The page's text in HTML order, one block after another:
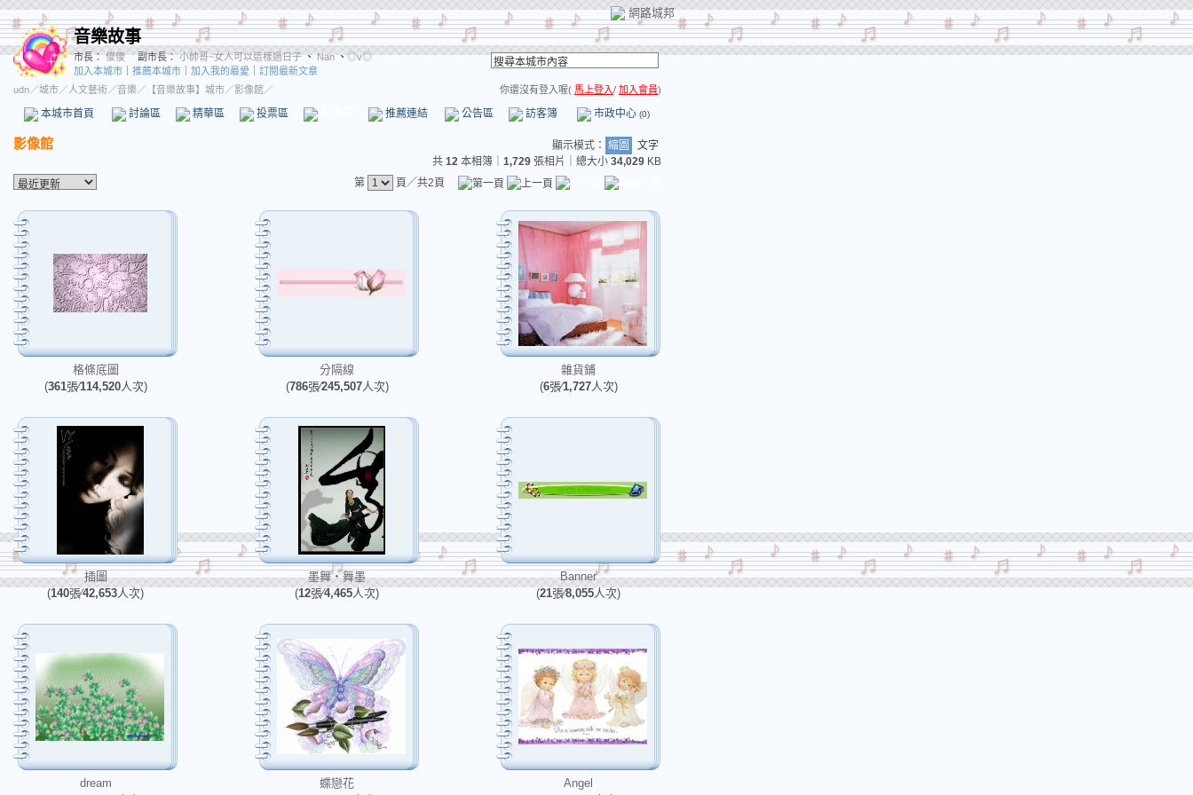
網路城邦
音樂故事
市長： 傻傻 副市長： 小帥哥~女人可以這樣過日子、 Nan、◎v◎
加入本城市
推薦本城市 加入我的最愛
訂閱最新文章
udn／城市／人文藝術／音樂／ 【音樂故事】城市／影像館／ 你還沒有登入喔( 馬上登入/ 加入會員)
本城市首頁 討論區 精華區 投票區 影像館 推薦連結 公告區 訪客簿 市政中心 (0)
影像館 顯示模式： 縮圖
文字
共 12 本相簿 1,729 張相片｜總大小 34,029 KB
第
頁／共2頁
格條底圖
(361張∕114,520人次)
分隔線
(786張∕245,507人次)
雜貨鋪
(6張∕1,727人次)
插圖
(140張∕42,653人次)
墨舞‧舞墨
(12張∕4,465人次)
Banner
(21張∕8,055人次)
dream
蝶戀花
Angel